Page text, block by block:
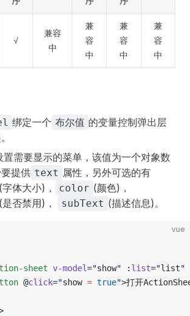
√
兼容
中
兼
容
中
兼
容
中
兼
容
中
绑定一个 布尔值 的变量控制弹出层
置需要显示的菜单，该值为一个对象数
提供 text 属性，另外可选的有
(字体大小)， color (颜色)，
(是否禁用)， subText (描述信息)。
vue
sheet v-model="show" : list="list"
@click="show = true">打开